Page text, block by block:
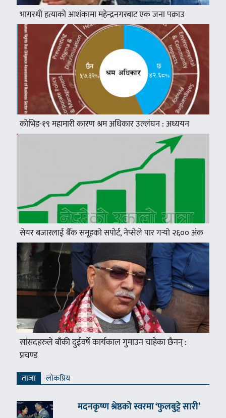
भागरथी हत्याको आशंकामा महेन्द्रनगरबाट एक जना पक्राउ
कोभिड-१९ महामारी कारण श्रम अधिकार उल्लंघन : अध्ययन
सेयर बजारलाई बैँक समूहको सपोर्ट, नेप्सेले पार गर्‍यो २६०० अंक
सांसदहरुले बाँकी दुईवर्षे कार्यकाल गुमाउन चाहेका छैनन् :
प्रचण्ड
ताजा लाेकप्रिय
मदनकृष्ण श्रेष्ठको स्वरमा ‘फुलबुट्टे सारी’